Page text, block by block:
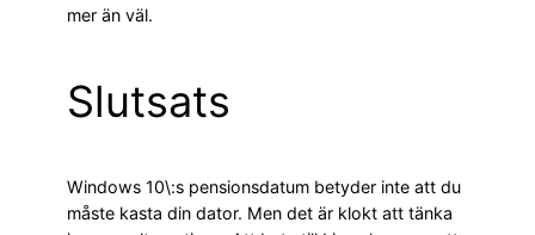
mer än väl.
Slutsats
Windows 10\:s pensionsdatum betyder inte att du
måste kasta din dator. Men det är klokt att tänka